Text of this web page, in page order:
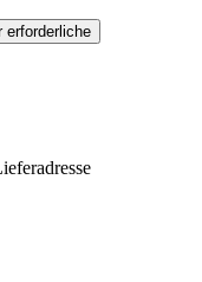
erforderliche